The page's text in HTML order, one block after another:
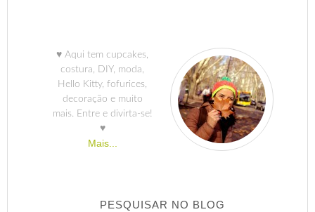
♥ Aqui tem cupcakes,
costura, DIY, moda,
Hello Kitty, fofurices,
decoração e muito
mais. Entre e divirta-se!
♥
Mais...
PESQUISAR NO BLOG